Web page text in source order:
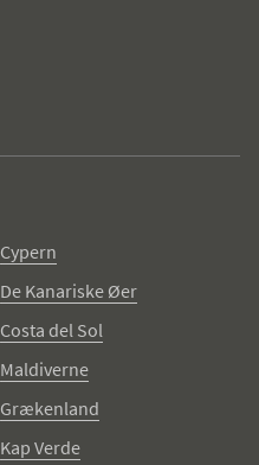
Cypern
De Kanariske Øer
Costa del Sol
Maldiverne
Grækenland
Kap Verde